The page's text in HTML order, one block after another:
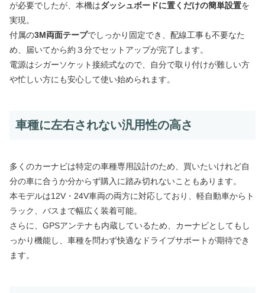
が必要でしたが、本機はダッシュボードに置くだけの簡単設置を
実現。
付属の3M両面テープでしっかり固定でき、配線工事も不要なた
め、届いてから約３分でセットアップが完了します。
電源はシガーソケット接続式なので、自分で取り付けが難しい方
や忙しい方にも安心して使い始められます。
車種に左右されない汎用性の高さ
多くのカーナビは特定の車種専用設計のため、買いたいけれど自
分の車に合うか分からず購入に踏み切れないこともあります。
本モデルは12V・24V車両の両方に対応しており、軽自動車からト
ラック、バスまで幅広く装着可能。
さらに、GPSアンテナも内蔵しているため、カーナビとしてもし
っかり機能し、車種を問わず快適なドライブサポートが期待でき
ます。